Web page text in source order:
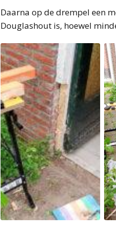
Daarna op de drempel een
Douglashout is, hoewel